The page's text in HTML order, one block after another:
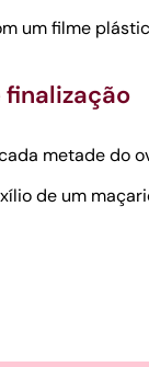
um filme
finalização
metade do
de um